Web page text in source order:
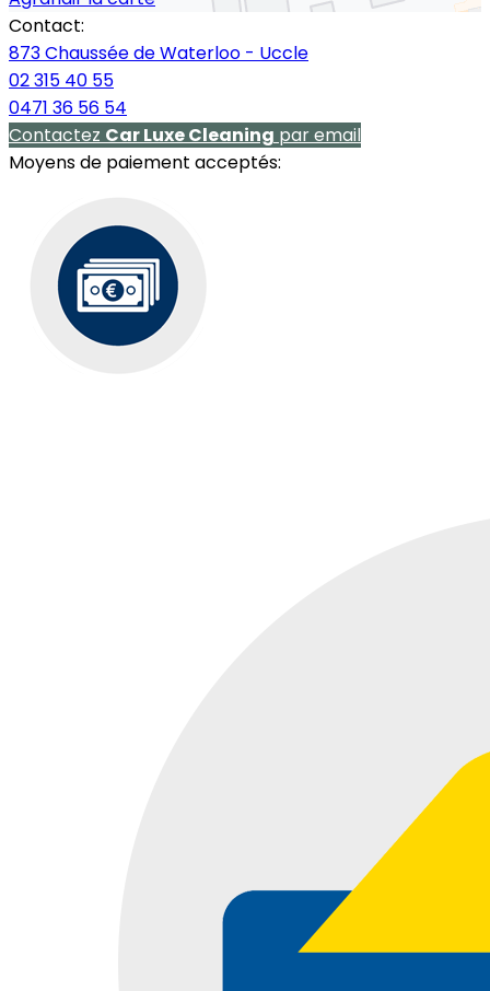
Contact:
873 Chaussée de Waterloo - Uccle
02 315 40 55
0471 36 56 54
Contactez Car Luxe Cleaning par email
Moyens de paiement acceptés: